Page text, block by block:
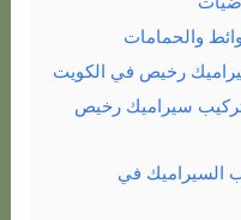
والحمامات
رخيص في الكويت
سيراميك رخيص
السيراميك في